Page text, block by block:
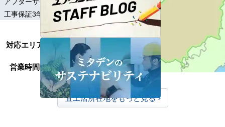
工事保証3年
対応エリア
大和高田市、橿原
市、香芝市、葛城
市、生駒郡、磯城郡
営業時間
9:00～17:30
直工店所在地をもっと見る